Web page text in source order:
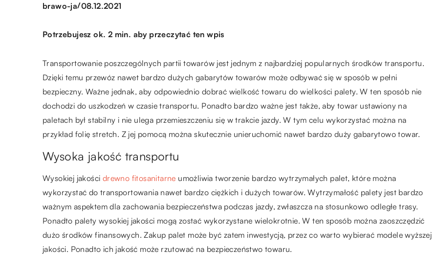
brawo-ja/08.12.2021
Potrzebujesz ok. 2 min. aby przeczytać ten wpis
Transportowanie poszczególnych partii towarów jest jednym z najbardziej popularnych środków transportu.
Dzięki temu przewóz nawet bardzo dużych gabarytów towarów może odbywać się w sposób w pełni
bezpieczny. Ważne jednak, aby odpowiednio dobrać wielkość towaru do wielkości palety. W ten sposób nie
dochodzi do uszkodzeń w czasie transportu. Ponadto bardzo ważne jest także, aby towar ustawiony na
paletach był stabilny i nie ulega przemieszczeniu się w trakcie jazdy. W tym celu wykorzystać można na
przykład folię stretch. Z jej pomocą można skutecznie unieruchomić nawet bardzo duży gabarytowo towar.
Wysoka jakość transportu
Wysokiej jakości drewno fitosanitarne umożliwia tworzenie bardzo wytrzymałych palet, które można
wykorzystać do transportowania nawet bardzo ciężkich i dużych towarów. Wytrzymałość palety jest bardzo
ważnym aspektem dla zachowania bezpieczeństwa podczas jazdy, zwłaszcza na stosunkowo odległe trasy.
Ponadto palety wysokiej jakości mogą zostać wykorzystane wielokrotnie. W ten sposób można zaoszczędzić
dużo środków finansowych. Zakup palet może być zatem inwestycją, przez co warto wybierać modele wyższej
jakości. Ponadto ich jakość może rzutować na bezpieczeństwo towaru.